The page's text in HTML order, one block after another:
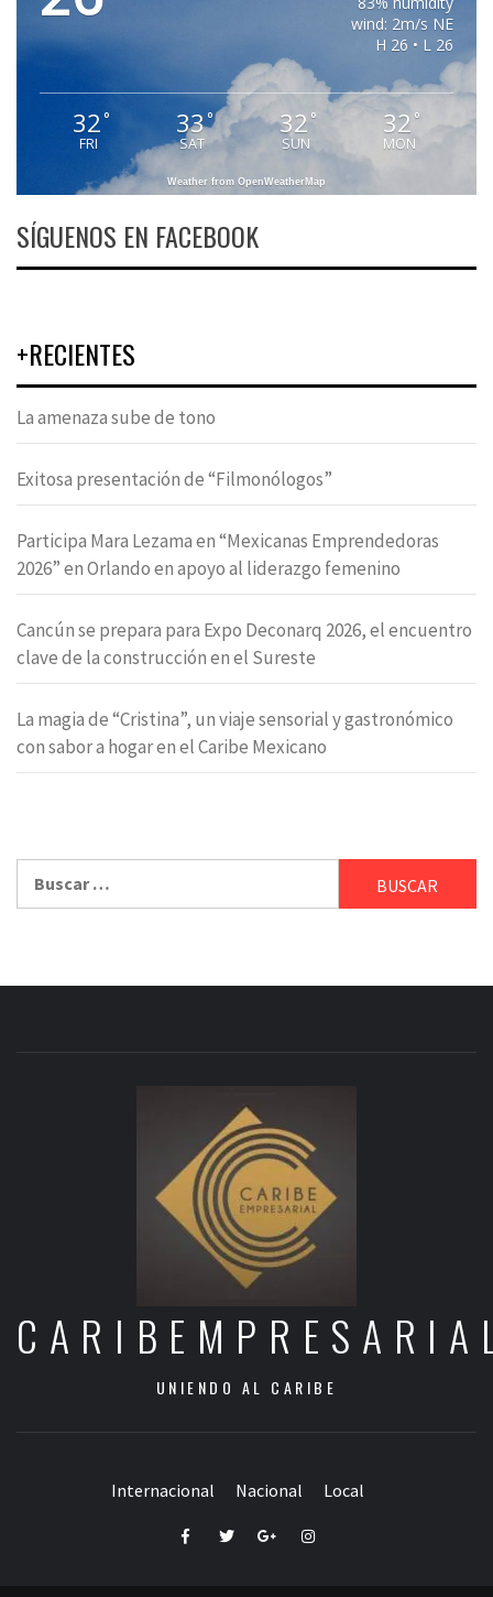
wind: 2m/s NE
H 26 • L 26
32°
FRI
33°
SAT
32 °
SUN
32 °
MON
Weather from OpenWeatherMap
SÍGUENOS EN FACEBOOK
+RECIENTES
La amenaza sube de tono
Exitosa presentación de “Filmonólogos”
Participa Mara Lezama en “Mexicanas Emprendedoras
2026” en Orlando en apoyo al liderazgo femenino
Cancún se prepara para Expo Deconarq 2026, el encuentro
clave de la construcción en el Sureste
La magia de “Cristina”, un viaje sensorial y gastronómico
con sabor a hogar en el Caribe Mexicano
UNIENDO AL CARIBE
Internacional Nacional Local
FacebookTwitterGoogle+Instagram